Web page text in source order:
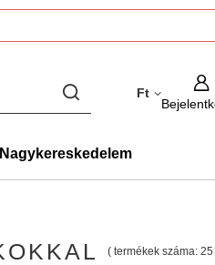
Ft
Nagykereskedelem
( termékek száma: 25